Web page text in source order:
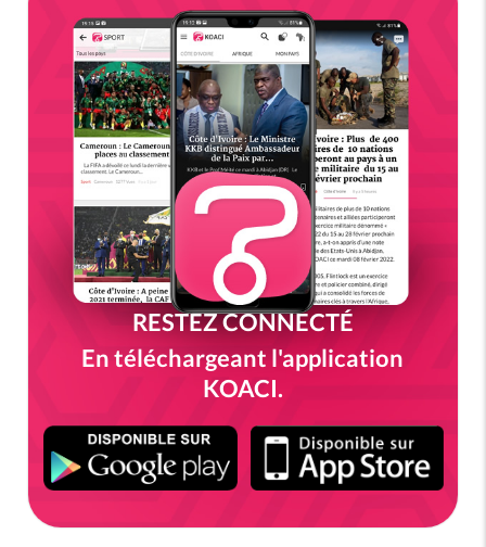
RESTEZ CONNECTÉ
En téléchargeant l'application
KOACI.